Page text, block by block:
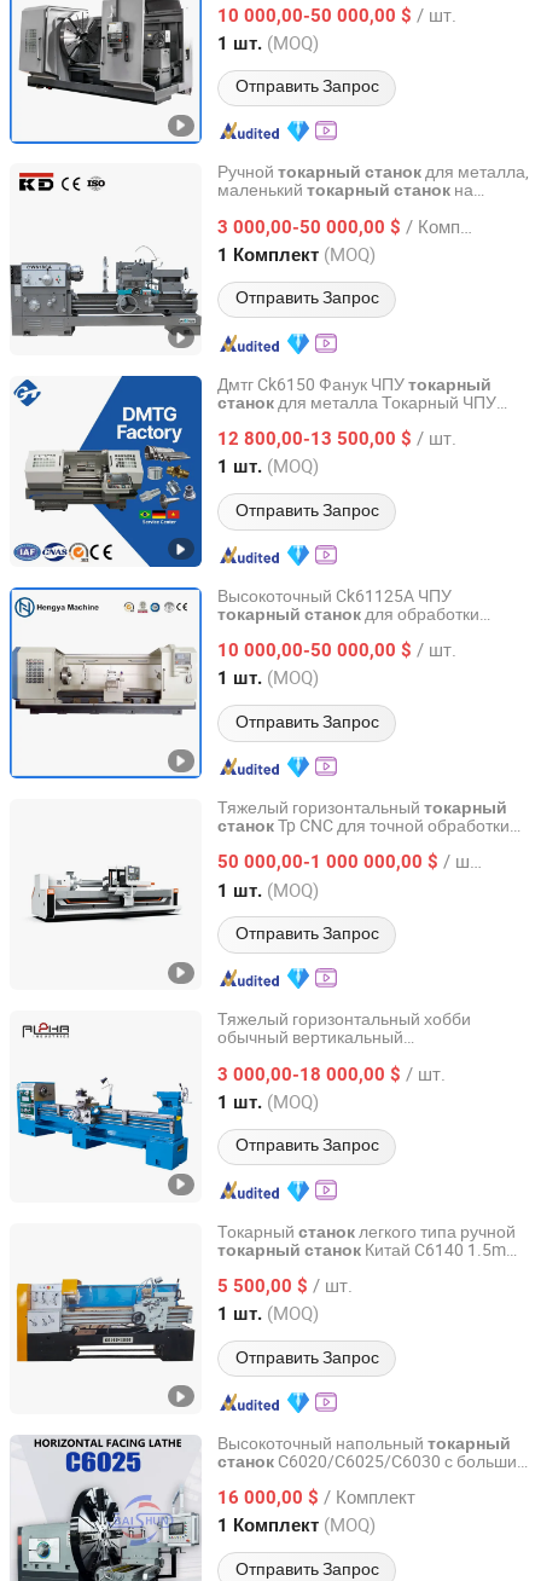
для металлообработки
станокс ЧПУ Токарные станки
тяжелого типа Машины для токарной
обработки
10 000,00-50 000,00 $ / шт.
1 шт. (MOQ)
Отправить Запрос
Shandong, China с 2016
Ручной токарный станокдля металла,
маленький токарный станок на
3 000,00-50 000,00 $ / Комплект
1 Комплект (MOQ)
Отправить Запрос
Zhejiang Kaida Machine Tool Co., Ltd.
Zhejiang, China с 2014
Дмтг Ck6150 Фанук ЧПУтокарный
станокдля металла Токарный ЧПУ
12 800,00-13 500,00 $ / шт.
1 шт. (MOQ)
Отправить Запрос
Tongji (Dalian) International Trade Co., Ltd.
Liaoning, China с 2025
Высокоточный Ck61125A ЧПУ
токарный станокдля обработки
10 000,00-50 000,00 $ / шт.
1 шт. (MOQ)
Отправить Запрос
Shandong Hengya Machine Tool Manufacturing Co., Ltd.
Shandong, China с 2016
Тяжелый горизонтальный токарный
станокTp CNC для точной обработки
50 000,00-1 000 000,00 $ / шт.
1 шт. (MOQ)
Отправить Запрос
Henan Jingjia Equipment Co., Ltd
Henan, China с 2026
Тяжелый горизонтальный хобби
обычный вертикальный
настольныйметаллический
токарный станок
токарный
3 000,00-18 000,00 $ / шт.
1 шт. (MOQ)
Отправить Запрос
NANJING ALPHA CNC CO., LTD
Jiangsu, China с 2025
Токарный станок легкого типа ручной
токарный станок Китай C6140 1.5m
металлообрабатывающий
станок
5 500,00 $ / шт.
1 шт. (MOQ)
Отправить Запрос
JUGAO CNC MACHINE JIANGSU CO LTD
Jiangsu, China с 2022
Высокоточный напольный токарный
станок C6020/C6025/C6030 с большим
металлических фланцев большого
диаметра
16 000,00 $ / Комплект
1 Комплект (MOQ)
Отправить Запрос
Henan Baishun Machinery Equipment Co., Ltd.
Henan, China с 2022